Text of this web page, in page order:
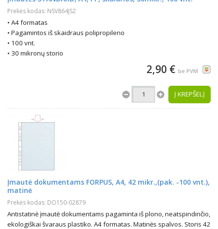
Prekės kodas: NSV864JS2
• A4 formatas
• Pagamintos iš skaidraus polipropileno
• 100 vnt.
• 30 mikronų storio
2,90 € be PVM
Į KREPŠELĮ
Įmautė dokumentams FORPUS, A4, 42 mikr.,(pak. -100 vnt.),
matinė
Prekės kodas: DO150-02879
Antistatinė įmautė dokumentams pagaminta iš plono, neatspindinčio,
ekologiškai švaraus plastiko. A4 formatas. Matinės spalvos. Storis 42